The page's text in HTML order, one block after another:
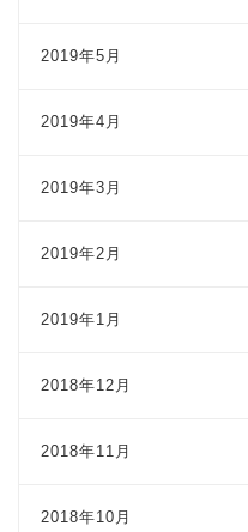
2019年5月
2019年4月
2019年3月
2019年2月
2019年1月
2018年12月
2018年11月
2018年10月